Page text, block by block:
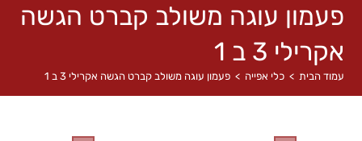
פעמון עוגה משולב קברט הגשה
אקרילי 3 ב 1
עמוד הבית > כלי אפייה > פעמון עוגה משולב קברט הגשה אקרילי 3 ב 1